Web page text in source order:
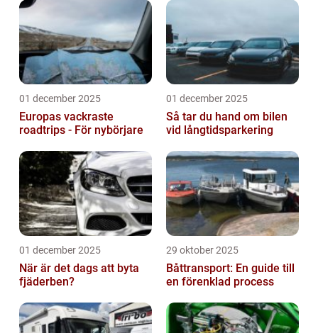
01 december 2025
Europas vackraste
roadtrips - För nybörjare
01 december 2025
Så tar du hand om bilen
vid långtidsparkering
01 december 2025
När är det dags att byta
fjäderben?
29 oktober 2025
Båttransport: En guide till
en förenklad process